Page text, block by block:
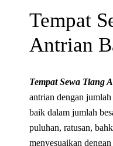
Tempat
Antrian
Tempat Sewa Tiang
antrian dengan
baik dalam jumlah
puluhan, ratusan,
menyesuaikan